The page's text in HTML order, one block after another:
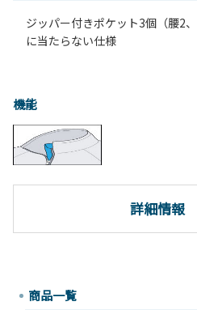
ジッパー付きポケット3個（腰2
に当たらない仕様
機能
詳細情報
商品一覧